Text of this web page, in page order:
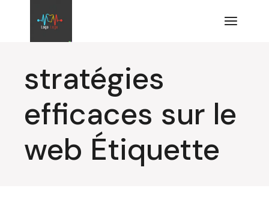
contenu
stratégies
efficaces sur le
web Étiquette